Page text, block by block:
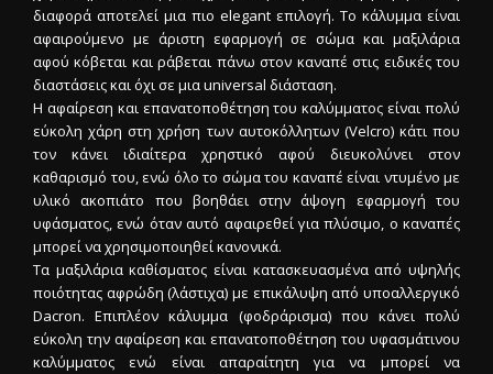
διαφορά αποτελεί μια πιο elegant επιλογή. Το κάλυμμα είναι
αφαιρούμενο με άριστη εφαρμογή σε σώμα και μαξιλάρια
αφού κόβεται και ράβεται πάνω στον καναπέ στις ειδικές του
διαστάσεις και όχι σε μια universal διάσταση.
Η αφαίρεση και επανατοποθέτηση του καλύμματος είναι πολύ
εύκολη χάρη στη χρήση των αυτοκόλλητων (Velcro) κάτι που
τον κάνει ιδιαίτερα χρηστικό αφού διευκολύνει στον
καθαρισμό του, ενώ όλο το σώμα του καναπέ είναι ντυμένο με
υλικό ακοπιάτο που βοηθάει στην άψογη εφαρμογή του
υφάσματος, ενώ όταν αυτό αφαιρεθεί για πλύσιμο, ο καναπές
μπορεί να χρησιμοποιηθεί κανονικά.
Τα μαξιλάρια καθίσματος είναι κατασκευασμένα από υψηλής
ποιότητας αφρώδη (λάστιχα) με επικάλυψη από υποαλλεργικό
Dacron. Επιπλέον κάλυμμα (φοδράρισμα) που κάνει πολύ
εύκολη την αφαίρεση και επανατοποθέτηση του υφασμάτινου
καλύμματος ενώ είναι απαραίτητη για να μπορεί να